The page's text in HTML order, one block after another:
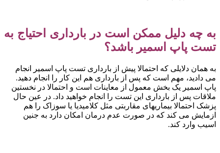
به چه دلیل ممکن است در بارداری احتیاج به
تست پاپ اسمیر باشد؟
به همان دلایلی که احتمالا پیش از بارداری تست پاپ اسمیر انجام
می دادید، مهم است که پس از بارداری هم این کار را انجام دهید.
پاپ اسمیر یک بخش معمول از معاینات است و احتمالا در نخستین
ملاقات پس از بارداری این تست را انجام خواهید داد. در عین حال
پزشک احتمالا بیماریهای مقاربتی مثل کلامیدیا یا سوزاک را هم
ازمایش می‎ کند که در صورت عدم درمان امکان دارد به جنین
اسیب وارد کند.